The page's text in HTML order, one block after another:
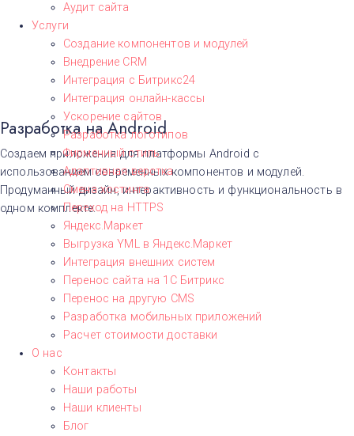
Аудит сайта
Услуги
Создание компонентов и модулей
Внедрение CRM
Интеграция с Битрикс24
Интеграция онлайн-кассы
Ускорение сайтов
Разработка логотипов
Фирменный стиль
Адаптивная верстка
Смена хостинга
Переход на HTTPS
Яндекс.Маркет
Выгрузка YML в Яндекс.Маркет
Интеграция внешних систем
Перенос сайта на 1С Битрикс
Перенос на другую CMS​
Разработка мобильных приложений
Расчет стоимости доставки
О нас
Контакты
Наши работы
Наши клиенты
Блог
Разработка на Android
Создаем приложения для платформы Android с
использованием современных компонентов и модулей.
Продуманный дизайн, интерактивность и функциональность в
одном комплекте.